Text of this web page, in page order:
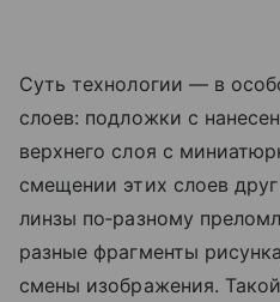
Суть технологии — в
слоев: подложки с
верхнего слоя с
смещении этих слоев
линзы по‑разному
разные фрагменты
смены изображения.